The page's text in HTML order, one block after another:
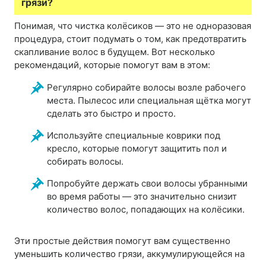
грязи?
Понимая, что чистка колёсиков — это не одноразовая
процедура, стоит подумать о том, как предотвратить
скапливание волос в будущем. Вот несколько
рекомендаций, которые помогут вам в этом:
Регулярно собирайте волосы возле рабочего
места. Пылесос или специальная щётка могут
сделать это быстро и просто.
Используйте специальные коврики под
кресло, которые помогут защитить пол и
собирать волосы.
Попробуйте держать свои волосы убранными
во время работы — это значительно снизит
количество волос, попадающих на колёсики.
Эти простые действия помогут вам существенно
уменьшить количество грязи, аккумулирующейся на